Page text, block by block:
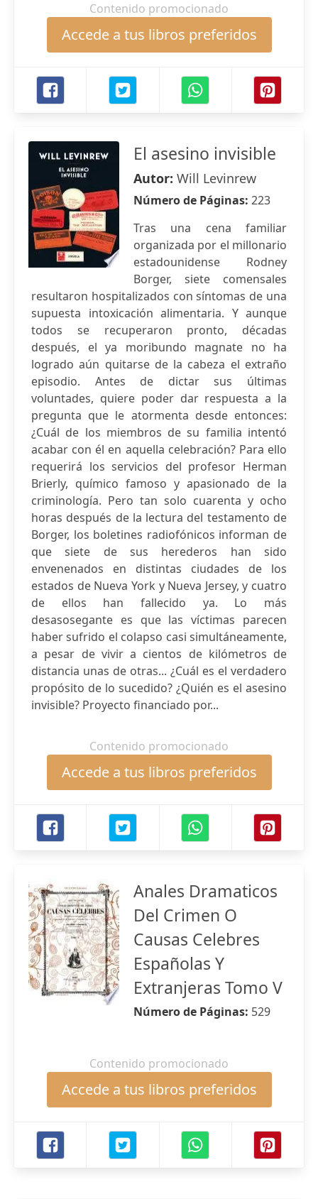
Contenido promocionado
Accede a tus libros preferidos
El asesino invisible
Autor: Will Levinrew
Número de Páginas: 223
Tras una cena familiar
organizada por el millonario
estadounidense Rodney
Borger, siete comensales
resultaron hospitalizados con síntomas de una
supuesta intoxicación alimentaria. Y aunque
todos se recuperaron pronto, décadas
después, el ya moribundo magnate no ha
logrado aún quitarse de la cabeza el extraño
episodio. Antes de dictar sus últimas
voluntades, quiere poder dar respuesta a la
pregunta que le atormenta desde entonces:
¿Cuál de los miembros de su familia intentó
acabar con él en aquella celebración? Para ello
requerirá los servicios del profesor Herman
Brierly, químico famoso y apasionado de la
criminología. Pero tan solo cuarenta y ocho
horas después de la lectura del testamento de
Borger, los boletines radiofónicos informan de
que siete de sus herederos han sido
envenenados en distintas ciudades de los
estados de Nueva York y Nueva Jersey, y cuatro
de ellos han fallecido ya. Lo más
desasosegante es que las víctimas parecen
haber sufrido el colapso casi simultáneamente,
a pesar de vivir a cientos de kilómetros de
distancia unas de otras... ¿Cuál es el verdadero
propósito de lo sucedido? ¿Quién es el asesino
invisible? Proyecto financiado por...
Contenido promocionado
Accede a tus libros preferidos
Anales Dramaticos
Del Crimen O
Causas Celebres
Españolas Y
Extranjeras Tomo V
Número de Páginas: 529
Contenido promocionado
Accede a tus libros preferidos